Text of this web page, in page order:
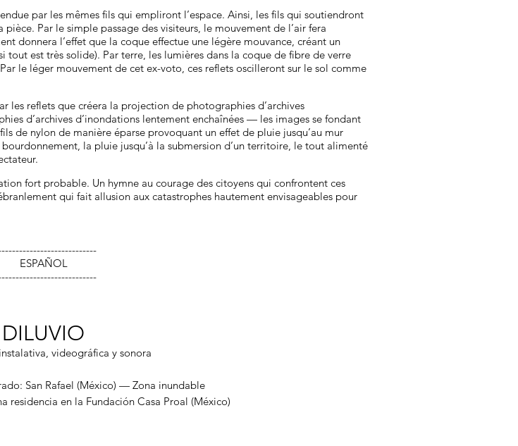
par les mêmes fils qui empliront l’espace. Ainsi, les fils qui soutiendront
Par le simple passage des visiteurs, le mouvement de l’air fera
donnera l’effet que la coque effectue une légère mouvance, créant un
est très solide). Par terre, les lumières dans la coque de fibre de verre
le léger mouvement de cet ex-voto, ces reflets oscilleront sur le sol comme
reflets que créera la projection de photographies d’archives
d’archives d’inondations lentement enchaînées — les images se fondant
de nylon de manière éparse provoquant un effet de pluie jusqu’au mur
la pluie jusqu’à la submersion d’un territoire, le tout alimenté
fort probable. Un hymne au courage des citoyens qui confrontent ces
qui fait allusion aux catastrophes hautement envisageables pour
ESPAÑOL
DILUVIO
videográfica y sonora
San Rafael (México) — Zona inundable
residencia en la Fundación Casa Proal (México)